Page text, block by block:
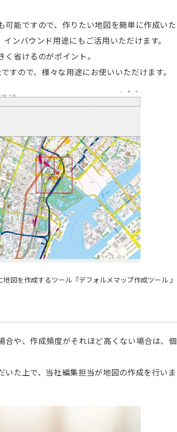
能ですので、作りたい地図を簡単に作成いた
ンバウンド用途にもご活用いただけます。
省けるのがポイント。
ので、様々な用途にお使いいただけます。
地図を作成するツール『デフォルメマップ作成ツール 』
や、作成頻度がそれほど高くない場合は、個
た上で、当社編集担当が地図の作成を行いま